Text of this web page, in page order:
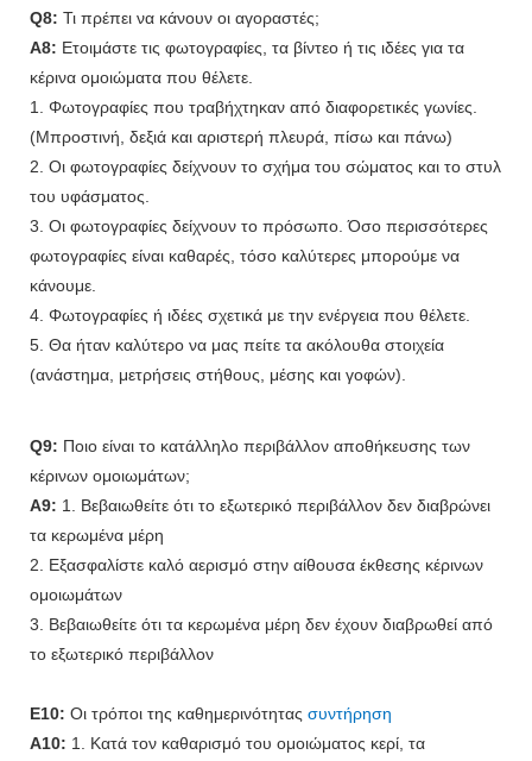
Q8: Τι πρέπει να κάνουν οι αγοραστές;
A8: Ετοιμάστε τις φωτογραφίες, τα βίντεο ή τις ιδέες για τα
κέρινα ομοιώματα που θέλετε.
1. Φωτογραφίες που τραβήχτηκαν από διαφορετικές γωνίες.
(Μπροστινή, δεξιά και αριστερή πλευρά, πίσω και πάνω)
2. Οι φωτογραφίες δείχνουν το σχήμα του σώματος και το στυλ
του υφάσματος.
3. Οι φωτογραφίες δείχνουν το πρόσωπο. Όσο περισσότερες
φωτογραφίες είναι καθαρές, τόσο καλύτερες μπορούμε να
κάνουμε.
4. Φωτογραφίες ή ιδέες σχετικά με την ενέργεια που θέλετε.
5. Θα ήταν καλύτερο να μας πείτε τα ακόλουθα στοιχεία
(ανάστημα, μετρήσεις στήθους, μέσης και γοφών).
Q9: Ποιο είναι το κατάλληλο περιβάλλον αποθήκευσης των
κέρινων ομοιωμάτων;
A9: 1. Βεβαιωθείτε ότι το εξωτερικό περιβάλλον δεν διαβρώνει
τα κερωμένα μέρη
2. Εξασφαλίστε καλό αερισμό στην αίθουσα έκθεσης κέρινων
ομοιωμάτων
3. Βεβαιωθείτε ότι τα κερωμένα μέρη δεν έχουν διαβρωθεί από
το εξωτερικό περιβάλλον
Ε10: Οι τρόποι της καθημερινότητας συντήρηση
A10: 1. Κατά τον καθαρισμό του ομοιώματος κερί, τα